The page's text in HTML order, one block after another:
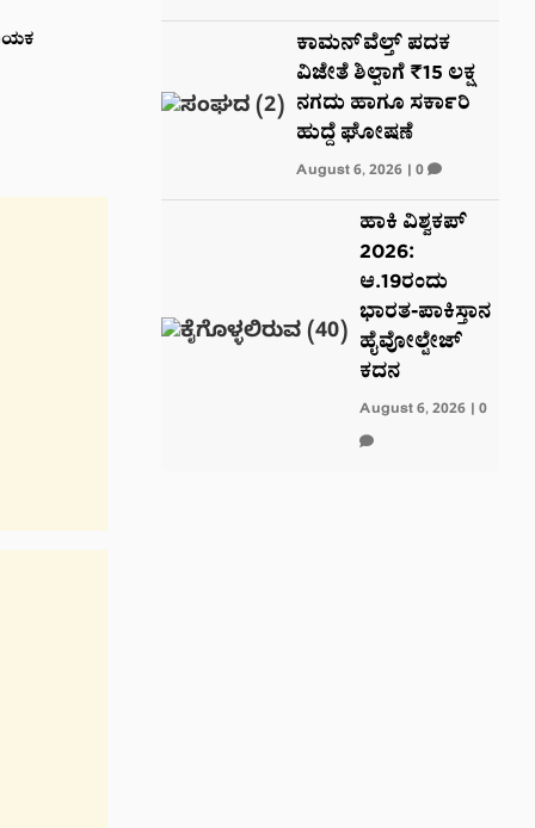
ಕಾಮನ್‌ವೆಲ್ತ್ ಪದಕ
ವಿಜೇತೆ ಶಿಲ್ಪಾಗೆ ₹15 ಲಕ್ಷ
ನಗದು ಹಾಗೂ ಸರ್ಕಾರಿ
ಹುದ್ದೆ ಘೋಷಣೆ
August 6, 2026| 0
ಹಾಕಿ ವಿಶ್ವಕಪ್
2026:
ಆ.19ರಂದು
ಭಾರತ-ಪಾಕಿಸ್ತಾನ
ಹೈವೋಲ್ಟೇಜ್
ಕದನ
August 6, 2026| 0